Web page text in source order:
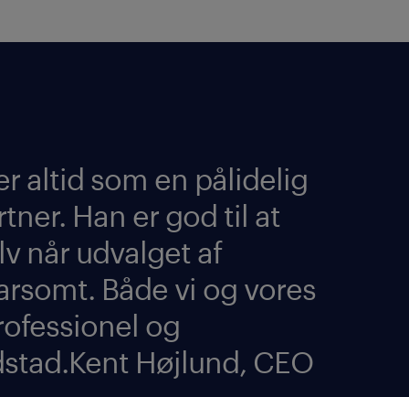
altid som en pålidelig
Han er god til at
når udvalget af
Både vi og vores
og
Højlund, CEO